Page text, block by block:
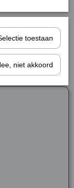
kırk ders
de
hisseler
toestaan
niet akkoord